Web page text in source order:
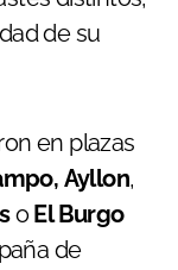
de su
en plazas
Ayllon,
oEl Burgo
de